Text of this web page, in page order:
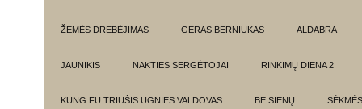
ŽEMĖS DREBĖJIMAS GERAS BERNIUKAS ALDABRA
JAUNIKIS NAKTIES SERGĖTOJAI RINKIMŲ DIENA 2
KUNG FU TRIUŠIS UGNIES VALDOVAS BE SIENŲ